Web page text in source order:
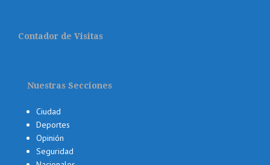
Contador de Visitas
Nuestras Secciones
Ciudad
Deportes
Opinión
Seguridad